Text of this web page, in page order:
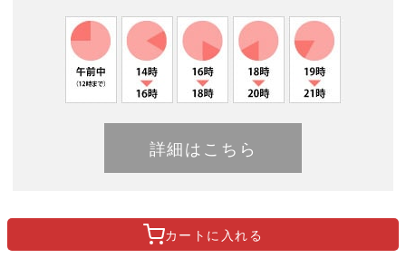
カートに 入れる
詳細はこちら